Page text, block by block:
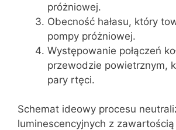
próżniowej.
Obecność hałasu, który
pompy próżniowej.
Występowanie połączeń
przewodzie powietrznym,
pary rtęci.
Schemat ideowy procesu
luminescencyjnych z